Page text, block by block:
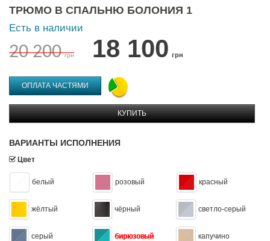
ТРЮМО В СПАЛЬНЮ БОЛОНИЯ 1
Есть в наличии
20 200 грн 18 100 грн
ОПЛАТА ЧАСТЯМИ
КУПИТЬ
ВАРИАНТЫ ИСПОЛНЕНИЯ
Цвет
белый розовый красный
жёлтый чёрный светло-серый
серый бирюзовый капучино